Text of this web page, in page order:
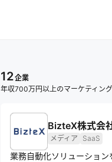
12企業
年収700万円以上のマーケティン
BizteX株式会
メディア SaaS
業務自動化ソリューショ